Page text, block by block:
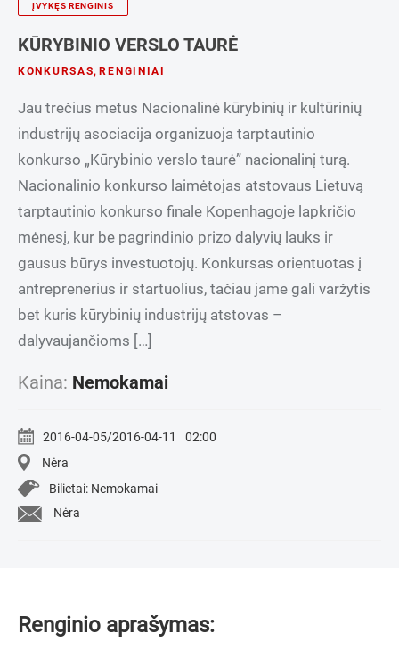
ĮVYKĘS RENGINIS
KŪRYBINIO VERSLO TAURĖ
KONKURSAS, RENGINIAI
Jau trečius metus Nacionalinė kūrybinių ir kultūrinių
industrijų asociacija organizuoja tarptautinio
konkurso „Kūrybinio verslo taurė” nacionalinį turą.
Nacionalinio konkurso laimėtojas atstovaus Lietuvą
tarptautinio konkurso finale Kopenhagoje lapkričio
mėnesį, kur be pagrindinio prizo dalyvių lauks ir
gausus būrys investuotojų. Konkursas orientuotas į
antreprenerius ir startuolius, tačiau jame gali varžytis
bet kuris kūrybinių industrijų atstovas –
dalyvaujančioms […]
Kaina: Nemokamai
2016-04-05/2016-04-11
02:00
Nėra
Bilietai: Nemokamai
Nėra
Renginio aprašymas: